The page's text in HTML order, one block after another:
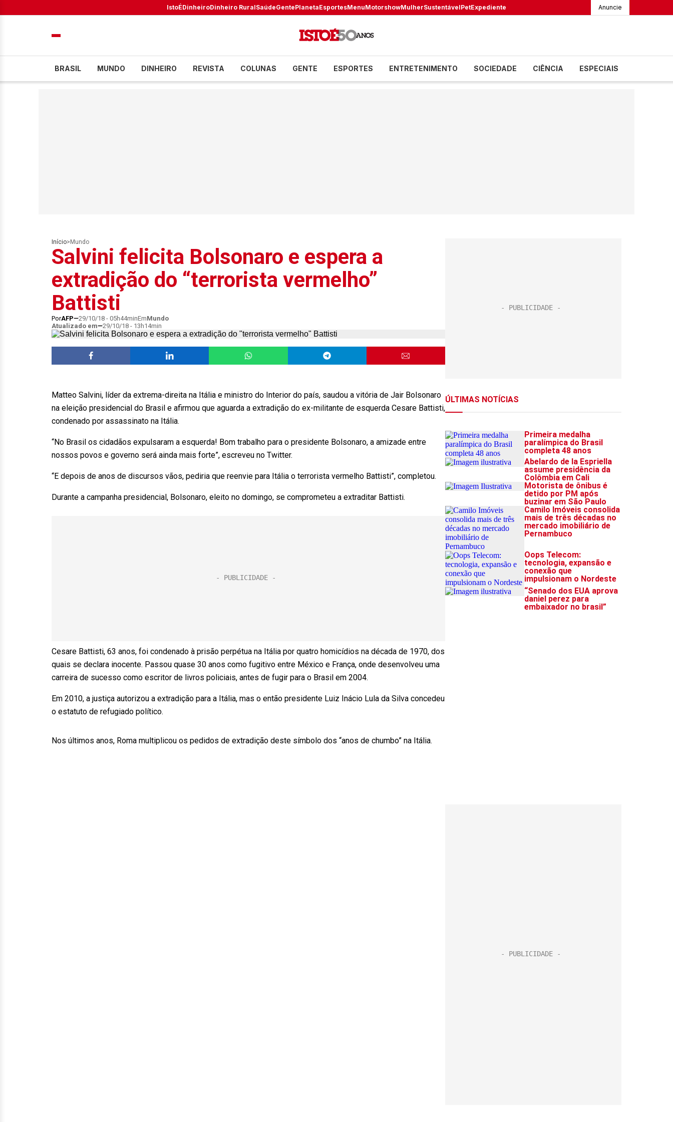
IstoÉDinheiroDinheiro RuralSaúdeGentePlanetaEsportesMenuMotorshowMulherSustentávelPetExpediente Anuncie
BRASIL MUNDO DINHEIRO REVISTA COLUNAS GENTE ESPORTES ENTRETENIMENTO SOCIEDADE CIÊNCIA ESPECIAIS
Início> Mundo
Salvini felicita Bolsonaro e espera a
extradição do “terrorista vermelho”
Battisti
PorAFP 29/10/18 - 05h44minEmMundo
Atualizado em
29/10/18 - 13h14min
Matteo Salvini, líder da extrema-direita na Itália e ministro do Interior do país, saudou a vitória de Jair Bolsonaro
na eleição presidencial do Brasil e afirmou que aguarda a extradição do ex-militante de esquerda Cesare Battisti,
condenado por assassinato na Itália.
“No Brasil os cidadãos expulsaram a esquerda! Bom trabalho para o presidente Bolsonaro, a amizade entre
nossos povos e governo será ainda mais forte”, escreveu no Twitter.
“E depois de anos de discursos vãos, pediria que reenvie para Itália o terrorista vermelho Battisti”, completou.
Durante a campanha presidencial, Bolsonaro, eleito no domingo, se comprometeu a extraditar Battisti.
Cesare Battisti, 63 anos, foi condenado à prisão perpétua na Itália por quatro homicídios na década de 1970, dos
quais se declara inocente. Passou quase 30 anos como fugitivo entre México e França, onde desenvolveu uma
carreira de sucesso como escritor de livros policiais, antes de fugir para o Brasil em 2004.
Em 2010, a justiça autorizou a extradição para a Itália, mas o então presidente Luiz Inácio Lula da Silva concedeu
o estatuto de refugiado político.
Nos últimos anos, Roma multiplicou os pedidos de extradição deste símbolo dos “anos de chumbo” na Itália.